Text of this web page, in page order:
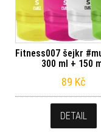
Fitness007 šejkr
300 ml + 150
89 Kč
DETAIL